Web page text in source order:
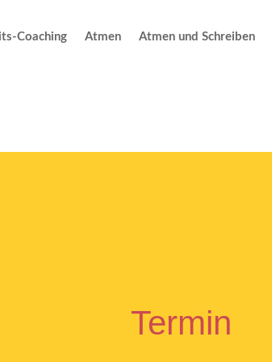
Coaching Atmen Atmen und Schreiben
Termin